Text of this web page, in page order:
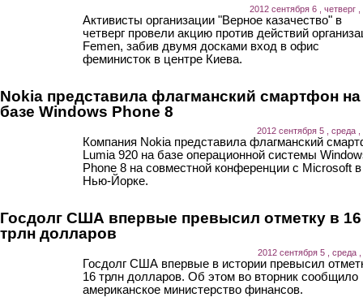
2012 сентября 6 , четверг ,
Активисты организации "Верное казачество" в
четверг провели акцию против действий
Femen, забив двумя досками вход в офис
феминисток в центре Киева.
Nokia представила флагманский смартфон на
базе Windows Phone 8
2012 сентября 5 , среда ,
Компания Nokia представила флагманский
Lumia 920 на базе операционной системы
Phone 8 на совместной конференции с Microsoft в
Нью-Йорке.
Госдолг США впервые превысил отметку в 16
трлн долларов
2012 сентября 5 , среда ,
Госдолг США впервые в истории превысил
16 трлн долларов. Об этом во вторник сообщило
американское министерство финансов.